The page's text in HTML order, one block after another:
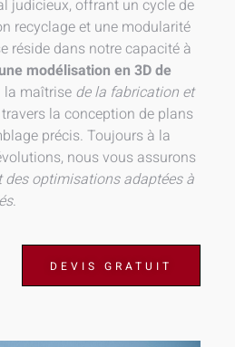
judicieux, offrant un cycle de
recyclage et une modularité
réside dans notre capacité à
une modélisation en 3D de
maîtrise de la fabrication et
la conception de plans
précis. Toujours à la
nous vous assurons
des optimisations adaptées à
.
DEVIS GRATUIT